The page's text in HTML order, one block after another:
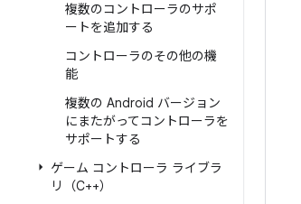
複数のコントローラのサポ
ートを追加する
コントローラのその他の機
能
複数の Android バージョン
にまたがってコントローラを
サポートする
ゲーム コントローラ ライブラ
リ（C++）